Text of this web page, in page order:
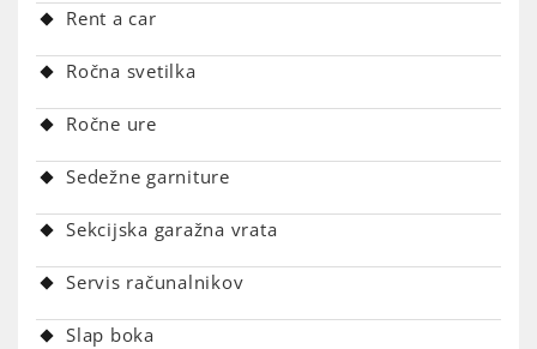
Rent a car
Ročna svetilka
Ročne ure
Sedežne garniture
Sekcijska garažna vrata
Servis računalnikov
Slap boka